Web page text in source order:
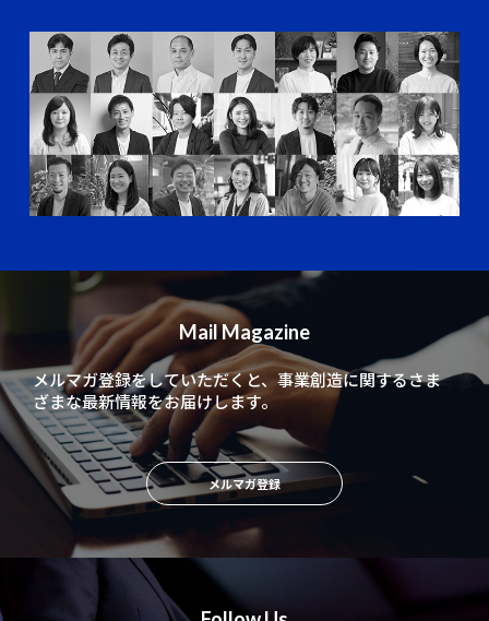
Mail Magazine
メルマガ登録をしていただくと、事業創造に関するさま
ざまな最新情報をお届けします。
メルマガ登録